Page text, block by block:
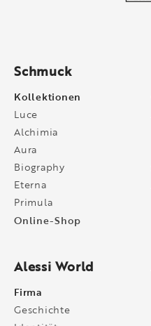
Schmuck
Kollektionen
Luce
Alchimia
Aura
Biography
Eterna
Primula
Online-Shop
Alessi World
Firma
Geschichte